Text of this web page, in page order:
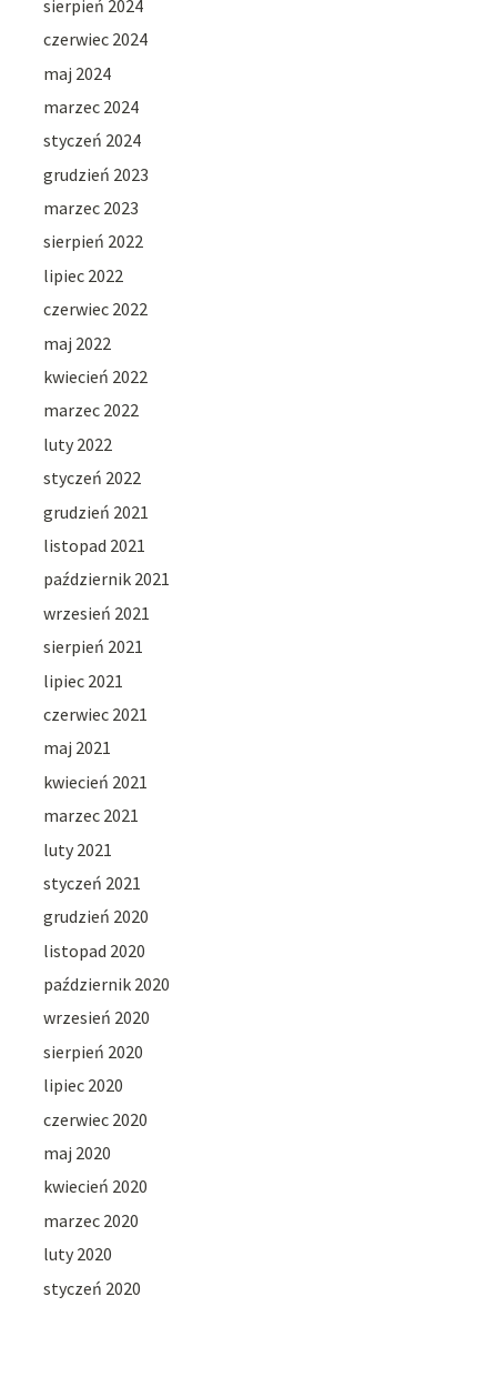
sierpień 2024
czerwiec 2024
maj 2024
marzec 2024
styczeń 2024
grudzień 2023
marzec 2023
sierpień 2022
lipiec 2022
czerwiec 2022
maj 2022
kwiecień 2022
marzec 2022
luty 2022
styczeń 2022
grudzień 2021
listopad 2021
październik 2021
wrzesień 2021
sierpień 2021
lipiec 2021
czerwiec 2021
maj 2021
kwiecień 2021
marzec 2021
luty 2021
styczeń 2021
grudzień 2020
listopad 2020
październik 2020
wrzesień 2020
sierpień 2020
lipiec 2020
czerwiec 2020
maj 2020
kwiecień 2020
marzec 2020
luty 2020
styczeń 2020